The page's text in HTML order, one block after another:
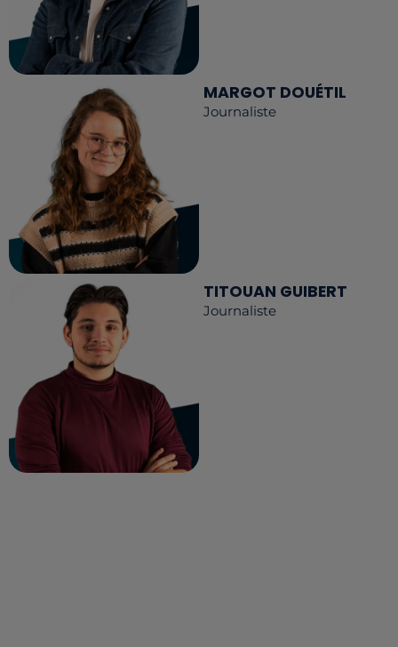
MARGOT DOUÉTIL
Journaliste
TITOUAN GUIBERT
Journaliste